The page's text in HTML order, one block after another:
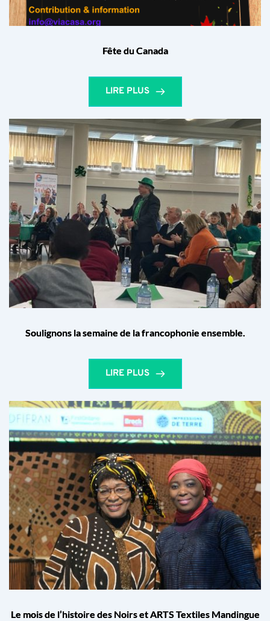
Fête du Canada
LIRE PLUS
Soulignons la semaine de la francophonie ensemble.
LIRE PLUS
Le mois de l’histoire des Noirs et ARTS Textiles Mandingue